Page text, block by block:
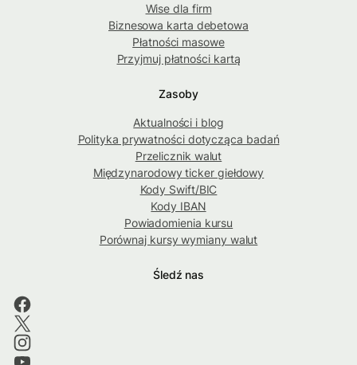
Wise dla firm
Biznesowa karta debetowa
Płatności masowe
Przyjmuj płatności kartą
Zasoby
Aktualności i blog
Polityka prywatności dotycząca badań
Przelicznik walut
Międzynarodowy ticker giełdowy
Kody Swift/BIC
Kody IBAN
Powiadomienia kursu
Porównaj kursy wymiany walut
Śledź nas